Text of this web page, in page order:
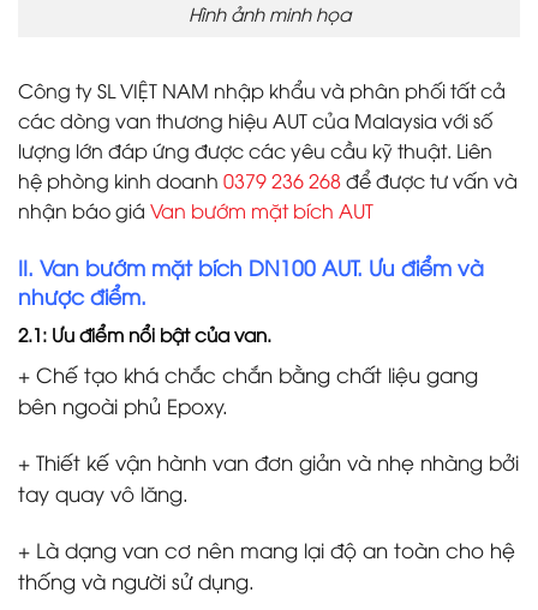
Hình ảnh minh họa
Công ty SL VIỆT NAM nhập khẩu và phân phối tất cả
các dòng van thương hiệu AUT của Malaysia với số
lượng lớn đáp ứng được các yêu cầu kỹ thuật. Liên
hệ phòng kinh doanh 0379 236 268để được tư vấn và
nhận báo giá Van bướm mặt bích AUT
II. Van bướm mặt bích DN100 AUT. Ưu điểm và
nhược điểm.
2.1: Ưu điểm nổi bật của van.
+ Chế tạo khá chắc chắn bằng chất liệu gang
bên ngoài phủ Epoxy.
+ Thiết kế vận hành van đơn giản và nhẹ nhàng bởi
tay quay vô lăng.
+ Là dạng van cơ nên mang lại độ an toàn cho hệ
thống và người sử dụng.